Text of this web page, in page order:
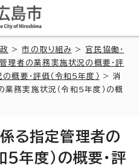
>市の取り組み > 官民協働・
理者の業務実施状況の概要・評
概要・評価（令和5年度）
> 消
務実施状況（令和5年度）の概
る指定管理者の
年度）の概要・評